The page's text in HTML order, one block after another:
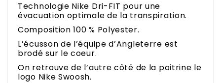
Technologie Nike Dri-FIT pour une
évacuation optimale de la transpiration.
Composition 100 % Polyester.
L’écusson de l’équipe d’Angleterre est
brodé sur le coeur.
On retrouve de l’autre côté de la poitrine le
logo Nike Swoosh.